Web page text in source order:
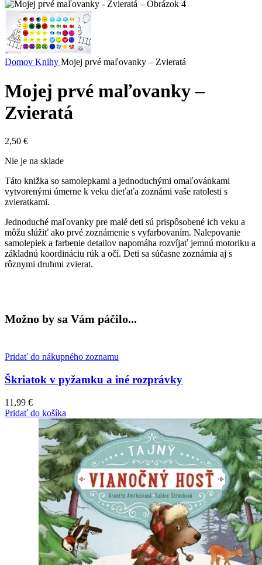
Domov Knihy Mojej prvé maľovanky – Zvieratá
Mojej prvé maľovanky –
Zvieratá
2,50 €
Nie je na sklade
Táto knižka so samolepkami a jednoduchými omaľovánkami
vytvorenými úmerne k veku dieťaťa zoznámi vaše ratolesti s
zvieratkami.
Jednoduché maľovanky pre malé deti sú prispôsobené ich veku a
môžu slúžiť ako prvé zoznámenie s vyfarbovaním. Nalepovanie
samolepiek a farbenie detailov napomáha rozvíjať jemnú motoriku a
základnú koordináciu rúk a očí. Deti sa súčasne zoznámia aj s
rôznymi druhmi zvierat.
Možno by sa Vám páčilo...
Pridať do nákupného zoznamu
Škriatok v pyžamku a iné rozprávky
11,99 €
Pridať do košíka